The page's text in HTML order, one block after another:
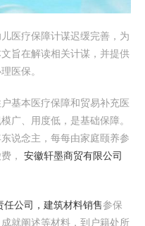
医疗保障计谋迟缓完善，为
旨在解读相关计谋，并提供
医保。
基本医疗保障和贸易补充医
广、用度低，是基础保障。
说念主，每每由家庭颐养参
， 安徽轩墨商贸有限公司
公司，建筑材料销售参保
就阐述等材料，到户籍处所